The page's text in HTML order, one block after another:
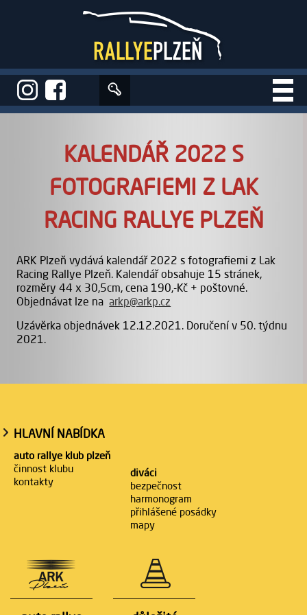
KALENDÁŘ 2022 S
FOTOGRAFIEMI Z LAK
RACING RALLYE PLZEŇ
ARK Plzeň vydává kalendář 2022 s fotografiemi z Lak
Racing Rallye Plzeň. Kalendář obsahuje 15 stránek,
rozměry 44 x 30,5cm, cena 190,-Kč + poštovné.
Objednávat lze naarkp@arkp.cz
Uzávěrka objednávek 12.12.2021. Doručení v 50. týdnu
2021.
HLAVNÍ NABÍDKA
auto rallye klub plzeň
činnost klubu
kontakty
diváci
bezpečnost
harmonogram
přihlášené posádky
mapy